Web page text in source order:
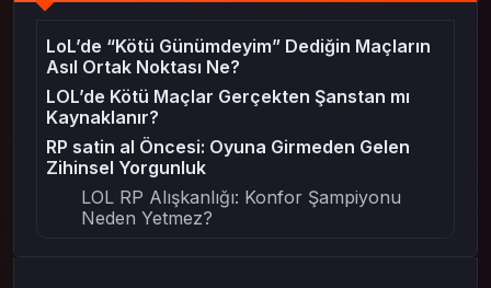
LoL’de “Kötü Günümdeyim” Dediğin Maçların
Asıl Ortak Noktası Ne?
LOL’de Kötü Maçlar Gerçekten Şanstan mı
Kaynaklanır?
RP satin al Öncesi: Oyuna Girmeden Gelen
Zihinsel Yorgunluk
LOL RP Alışkanlığı: Konfor Şampiyonu
Neden Yetmez?